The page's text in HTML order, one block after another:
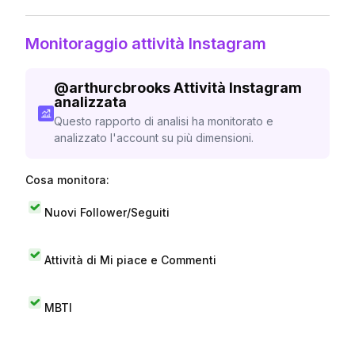
Monitoraggio attività Instagram
@arthurcbrooksAttività Instagram
analizzata
Questo rapporto di analisi ha monitorato e
analizzato l'account su più dimensioni.
Cosa monitora:
Nuovi Follower/Seguiti
Attività di Mi piace e Commenti
MBTI